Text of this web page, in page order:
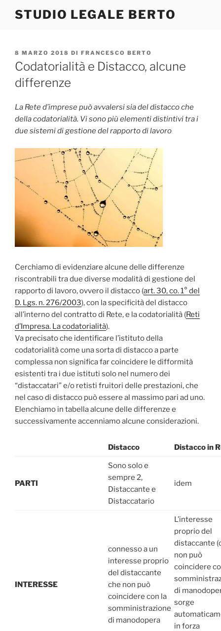
STUDIO LEGALE BERTO
PUBBLICATO
IL
8 MARZO 2018 DI FRANCESCO BERTO
Codatorialità e Distacco, alcune
differenze
La Rete d’imprese può avvalersi sia del distacco che
della codatorialità. Vi sono più elementi distintivi tra i
due sistemi di gestione del rapporto di lavoro
Cerchiamo di evidenziare alcune delle differenze
riscontrabili tra due diverse modalità di gestione del
rapporto di lavoro, ovvero il distacco (art. 30, co. 1° del
D. Lgs. n. 276/2003), con la specificità del distacco
all’interno del contratto di Rete, e la codatorialità (Reti
d’Impresa. La codatorialità).
Va precisato che identificare l’istituto della
codatorialità come una sorta di distacco a parte
complessa non significa far coincidere le difformità
esistenti tra i due istituti solo nel numero dei
“distaccatari” e/o retisti fruitori delle prestazioni, che
nel caso di distacco può essere al massimo pari ad uno.
Elenchiamo in tabella alcune delle differenze e
successivamente accenniamo alcune considerazioni.
Distacco Distacco in
PARTI
Sono solo e
sempre 2,
Distaccante e
Distaccatario
idem
INTERESSE
connesso a un
interesse proprio
del distaccante
che non può
coincidere con la
somministrazione
di manodopera
L’interesse
proprio del
distaccante
non può
coincidere
di
sorge
in forza